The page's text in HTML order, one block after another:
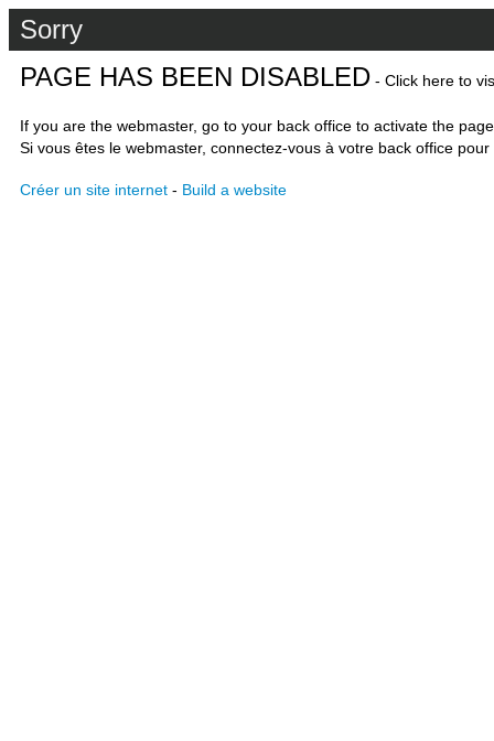
Sorry
PAGE HAS BEEN DISABLED - Click here to
If you are the webmaster, go to your back office to activate the
Si vous êtes le webmaster, connectez-vous à votre back office
Créer un site internet - Build a website